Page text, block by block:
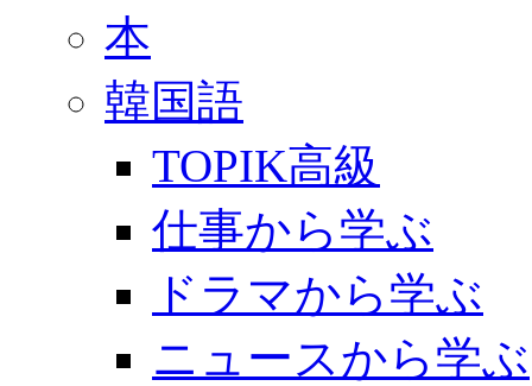
本
韓国語
TOPIK高級
仕事から学ぶ
ドラマから学ぶ
ニュースから学ぶ